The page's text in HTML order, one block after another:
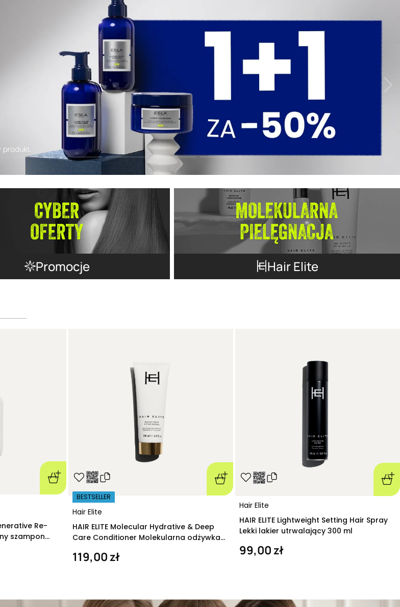
Promocje Hair Elite
Re-
szampon
Hair Elite
BESTSELLER
HAIR ELITE Molecular Hydrative & Deep
Care Conditioner Molekularna odżywka
119,00 zł
Hair Elite
HAIR ELITE Lightweight Setting Hair Spray
Lekki lakier utrwalający 300 ml
99,00 zł